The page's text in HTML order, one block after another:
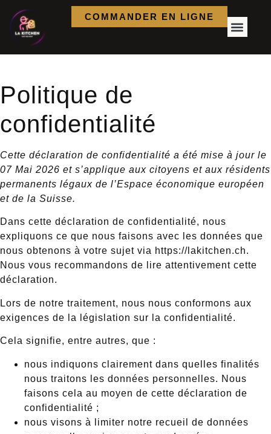
COMMANDER EN LIGNE
Politique de
confidentialité
Cette déclaration de confidentialité a été mise à jour le
07 Mai 2026 et s’applique aux citoyens et aux résidents
permanents légaux de l’Espace économique européen
et de la Suisse.
Dans cette déclaration de confidentialité, nous
expliquons ce que nous faisons avec les données que
nous obtenons à votre sujet via https://lakitchen.ch.
Nous vous recommandons de lire attentivement cette
déclaration.
Lors de notre traitement, nous nous conformons aux
exigences de la législation sur la confidentialité.
Cela signifie, entre autres, que :
nous indiquons clairement dans quelles finalités
nous traitons les données personnelles. Nous
faisons cela au moyen de cette déclaration de
confidentialité ;
nous visons à limiter notre recueil de données